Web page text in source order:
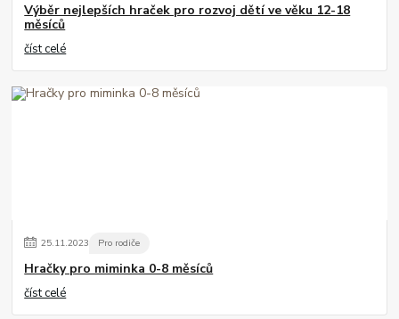
Výběr nejlepších hraček pro rozvoj dětí ve věku 12-18
měsíců
číst celé
25.11.2023 Pro rodiče
Hračky pro miminka 0-8 měsíců
číst celé